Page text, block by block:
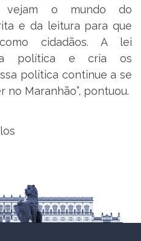
vejam o mundo do
e da leitura para que
cidadãos. A lei
a política e cria os
política continue a se
Maranhão”, pontuou.